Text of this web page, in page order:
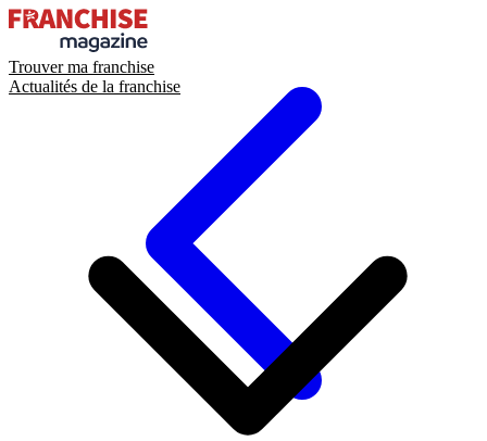
Trouver ma franchise
Actualités de la franchise